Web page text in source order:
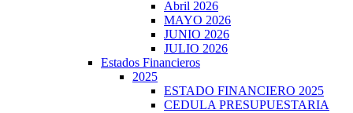
Abril 2026
MAYO 2026
JUNIO 2026
JULIO 2026
Estados Financieros
2025
ESTADO FINANCIERO 2025
CEDULA PRESUPUESTARIA